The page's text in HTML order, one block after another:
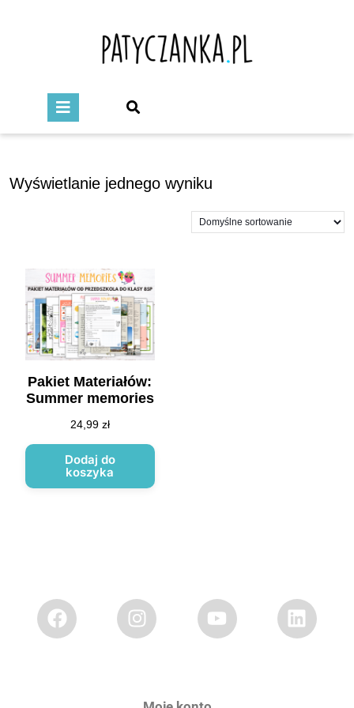
Wyświetlanie jednego wyniku
Pakiet Materiałów:
Summer memories
24,99 zł
Dodaj do
koszyka